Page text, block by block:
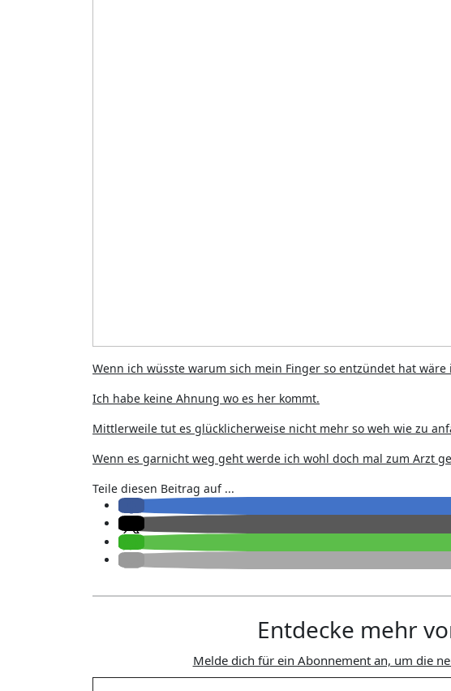
Wenn ich wüsste warum sich mein Finger so entzündet hat wäre
Ich habe keine Ahnung wo es her kommt.
Mittlerweile tut es glücklicherweise nicht mehr so weh wie zu
Wenn es garnicht weg geht werde ich wohl doch mal zum Arzt
Teile diesen Beitrag auf ...
Entdecke mehr
Melde dich für ein Abonnement an, um die
Gib deine E-Mail-Adresse ein ...